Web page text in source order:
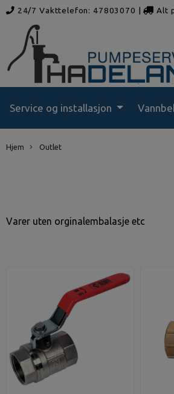
24/7 Vakttelefon: 47803070 | Alt
rådgivning
Service og installasjon
Hjem Outlet
Varer uten orginalembalasje etc